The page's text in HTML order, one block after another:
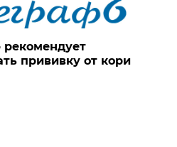
рекомендует
прививку от кори